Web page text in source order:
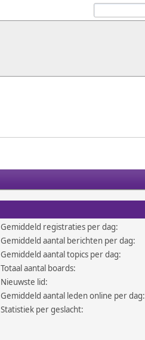
Gemiddeld registraties per dag:
Gemiddeld aantal berichten per dag:
Gemiddeld aantal topics per dag:
Totaal aantal boards:
Nieuwste lid:
Gemiddeld aantal leden online per dag:
Statistiek per geslacht: